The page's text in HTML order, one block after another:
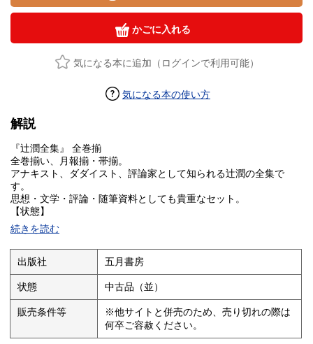
かごに入れる
気になる本に追加（ログインで利用可能）
気になる本の使い方
解説
『辻潤全集』 全巻揃
全巻揃い、月報揃・帯揃。
アナキスト、ダダイスト、評論家として知られる辻潤の全集で
す。
思想・文学・評論・随筆資料としても貴重なセット。
【状態】
中古本・概ね良好。
・函に経年による薄汚れ、軽スレあり
・ビニールカバー一部にキレあり
・帯揃い
・月報揃い
・本体概ね良好
・本文に目立つ傷み、強い使用感は見られません
経年書籍のため多少の経年感はありますが、通読・蔵書には問題
ない状態と思います。
詳細は写真もあわせてご確認ください。
続きを読む
出版社 五月書房
状態 中古品（並）
販売条件等
※他サイトと併売のため、売り切れの際は
何卒ご容赦ください。